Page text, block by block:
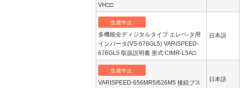
VH□□
生産中止
多機能全ディジタルタイプ エレベ-タ用
インバータ(VS-676GL5) VARISPEED-
676GL5 取扱説明書 形式:CIMR-L5A□
日本語
生産中止
VARISPEED-656MR5/626M5 接続ブス
日本語